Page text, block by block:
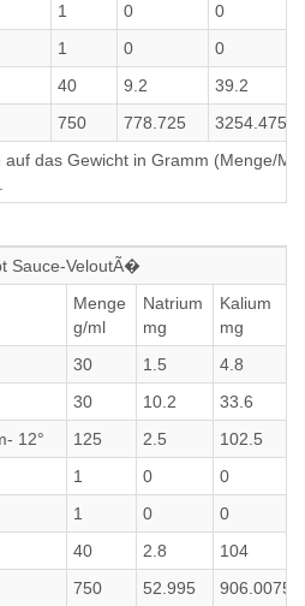
1 0
0
1 0
0
40 9.2
39.2
750 778.725
3254.475
auf das Gewicht in Gramm (Menge/
Sauce-VeloutÃ�
Menge
g/ml
Natrium
mg
Kalium
mg
30 1.5
4.8
30 10.2
33.6
12°
125 2.5
102.5
1 0
0
1 0
0
40 2.8
104
750 52.995 906.0075